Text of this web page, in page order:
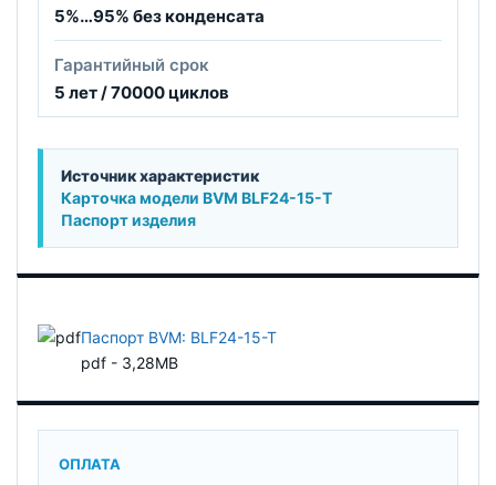
5%…95% без конденсата
Гарантийный срок
5 лет / 70000 циклов
Источник характеристик
Карточка модели BVM BLF24-15-T
Паспорт изделия
Паспорт BVM: BLF24-15-T
pdf - 3,28MB
ОПЛАТА